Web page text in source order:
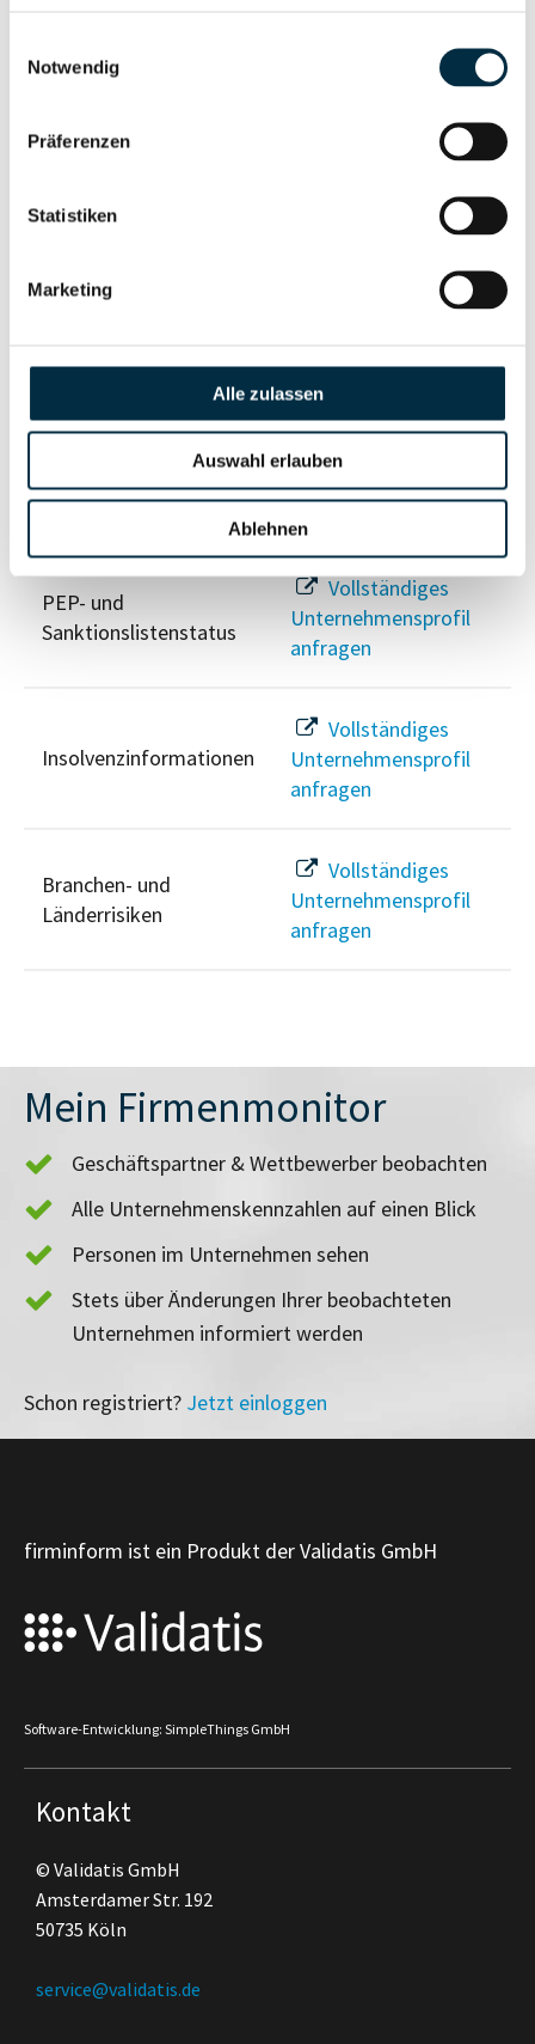
Notwendig
Präferenzen
Statistiken
Marketing
Alle zulassen
Auswahl erlauben
Ablehnen
Gesellschafterstruktur
Vollständiges
Unternehmensprofil
Unternehmensnetzwerk
Vollständiges
Unternehmensprofil
Unternehmensprofil
anfragen
Risikoinformationen
PEP- und
Sanktionslistenstatus
Vollständiges
Unternehmensprofil
anfragen
Insolvenzinformationen
Vollständiges
Unternehmensprofil
anfragen
Branchen- und
Länderrisiken
Vollständiges
Unternehmensprofil
anfragen
Mein Firmenmonitor
Geschäftspartner & Wettbewerber beobachten
Alle Unternehmenskennzahlen auf einen Blick
Personen im Unternehmen sehen
Stets über Änderungen Ihrer beobachteten
Unternehmen informiert werden
Schon registriert? Jetzt einloggen
firminform ist ein Produkt der Validatis GmbH
Software-Entwicklung: SimpleThings GmbH
Kontakt
© Validatis GmbH
Amsterdamer Str. 192
50735 Köln
service@validatis.de